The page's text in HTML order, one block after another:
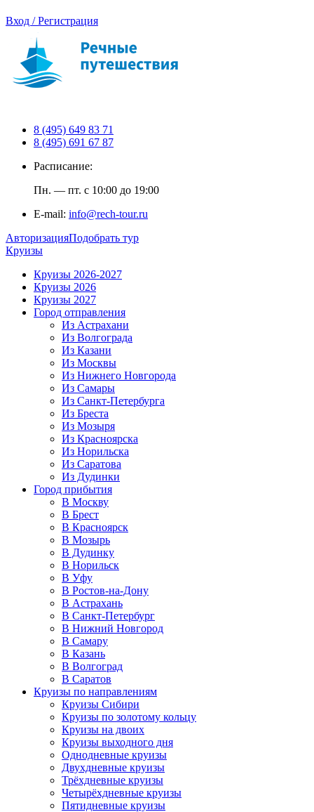
Вход / Регистрация
8 (495) 649 83 71
8 (495) 691 67 87
Расписание:
Пн. — пт. с 10:00 до 19:00
E-mail: info@rech-tour.ru
АвторизацияПодобрать тур
Круизы
Круизы 2026-2027
Круизы 2026
Круизы 2027
Город отправления
Из Астрахани
Из Волгограда
Из Казани
Из Москвы
Из Нижнего Новгорода
Из Самары
Из Санкт-Петербурга
Из Бреста
Из Мозыря
Из Красноярска
Из Норильска
Из Саратова
Из Дудинки
Город прибытия
В Москву
В Брест
В Красноярск
В Мозырь
В Дудинку
В Норильск
В Уфу
В Ростов-на-Дону
В Астрахань
В Санкт-Петербург
В Нижний Новгород
В Самару
В Казань
В Волгоград
В Саратов
Круизы по направлениям
Круизы Сибири
Круизы по золотому кольцу
Круизы на двоих
Круизы выходного дня
Однодневные круизы
Двухдневные круизы
Трёхдневные круизы
Четырёхдневные круизы
Пятидневные круизы